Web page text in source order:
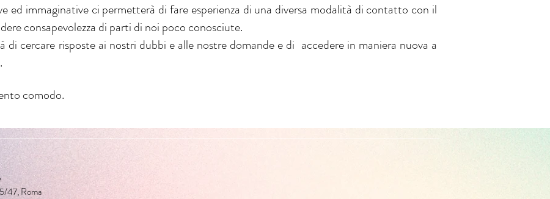
ed immaginative ci permetterà di fare esperienza di una diversa modalità di contatto con il
consapevolezza di parti di noi poco conosciute.
di cercare risposte ai nostri dubbi e alle nostre domande e di accedere in maniera nuova a
comodo.
47, Roma